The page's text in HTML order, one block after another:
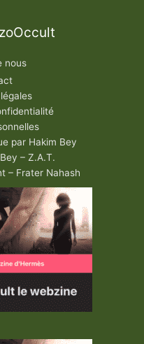
nous
par Hakim Bey
– Z.A.T.
– Frater Nahash